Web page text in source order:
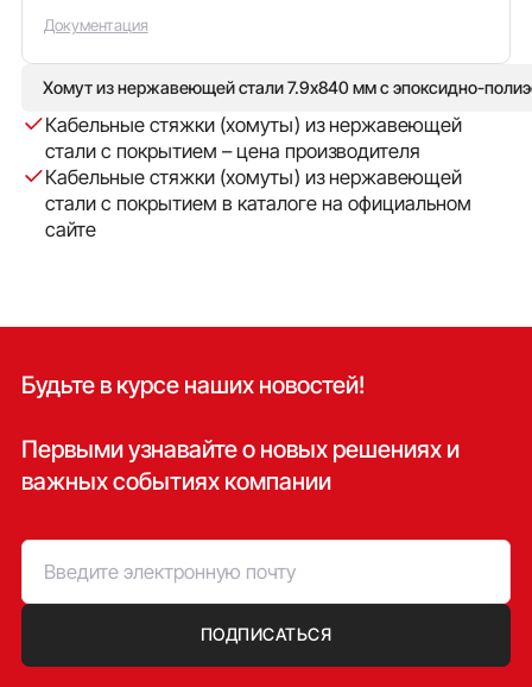
Документация
Хомут из нержавеющей стали 7.9x840 мм с эпоксидно-
Кабельные стяжки (хомуты) из нержавеющей
стали с покрытием – цена производителя
Кабельные стяжки (хомуты) из нержавеющей
стали с покрытием в каталоге на официальном
сайте
Будьте в курсе наших новостей!
Первыми узнавайте о новых решениях и
важных событиях компании
ПОДПИСАТЬСЯ